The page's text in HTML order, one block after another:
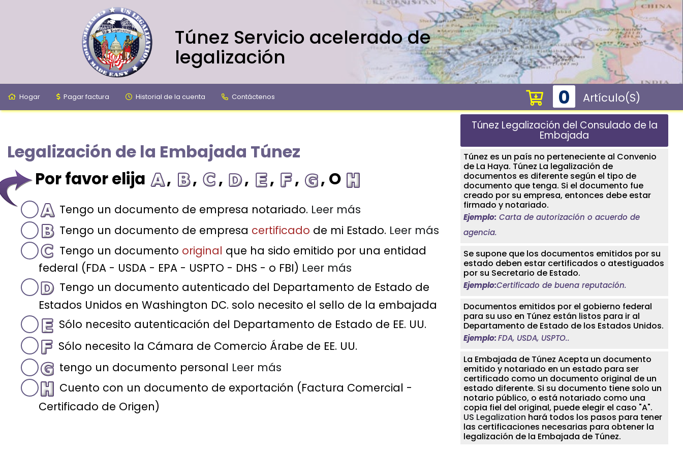
Túnez Servicio acelerado de
legalización
Hogar Pagar factura Historial de la cuenta Contáctenos 0 Artículo(s)
Legalización de la Embajada Túnez
Por favor elija , , , , , , , O
Tengo un documento de empresa notariado. Leer más
Tengo un documento de empresa certificado de mi Estado. Leer más
Tengo un documento original que ha sido emitido por una entidad
federal (FDA - USDA - EPA - USPTO - DHS - o FBI) Leer más
Tengo un documento autenticado del Departamento de Estado de
Estados Unidos en Washington DC. solo necesito el sello de la embajada
Sólo necesito autenticación del Departamento de Estado de EE. UU.
Sólo necesito la Cámara de Comercio Árabe de EE. UU.
tengo un documento personal Leer más
Cuento con un documento de exportación (Factura Comercial -
Certificado de Origen)
Túnez Legalización del Consulado de la
Embajada
Túnez es un país no perteneciente al Convenio
de La Haya. Túnez La legalización de
documentos es diferente según el tipo de
documento que tenga. Si el documento fue
creado por su empresa, entonces debe estar
firmado y notariado.
Ejemplo: Carta de autorización o acuerdo de
agencia.
Se supone que los documentos emitidos por su
estado deben estar certificados o atestiguados
por su Secretario de Estado.
Ejemplo:Certificado de buena reputación.
Documentos emitidos por el gobierno federal
para su uso en Túnez están listos para ir al
Departamento de Estado de los Estados Unidos.
Ejemplo:FDA, USDA, USPTO..
La Embajada de Túnez Acepta un documento
emitido y notariado en un estado para ser
certificado como un documento original de un
estado diferente. Si su documento tiene solo un
notario público, o está notariado como una
copia fiel del original, puede elegir el caso "A".
US Legalization hará todos los pasos para tener
las certificaciones necesarias para obtener la
legalización de la Embajada de Túnez.